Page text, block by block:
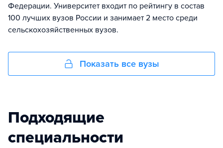
Федерации. Университет входит по рейтингу в состав
100 лучших вузов России и занимает 2 место среди
сельскохозяйственных вузов.
Показать все вузы
Подходящие
специальности